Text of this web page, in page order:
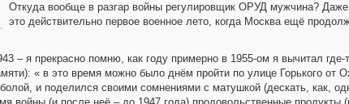
Откуда вообще в разгар войны регулировщик ОРУД мужчина?
это действительно первое военное лето, когда Москва ещё
– я прекрасно помню, как году примерно в 1955-ом я вычитал
« в это время можно было днём пройти по улице Горького от
и поделился своими сомнениями с матушкой (дескать, как,